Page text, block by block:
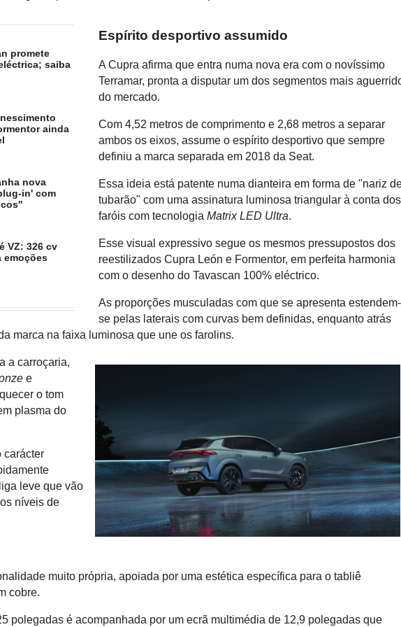
promete
saiba
ainda
nova
in' com
VZ: 326 cv
emoções
Espírito desportivo assumido
A Cupra afirma que entra numa nova era com o novíssimo
Terramar, pronta a disputar um dos segmentos mais
do mercado.
Com 4,52 metros de comprimento e 2,68 metros a separar
ambos os eixos, assume o espírito desportivo que sempre
definiu a marca separada em 2018 da Seat.
Essa ideia está patente numa dianteira em forma de "nariz
tubarão" com uma assinatura luminosa triangular à conta dos
faróis com tecnologiaMatrix LED Ultra.
Esse visual expressivo segue os mesmos pressupostos dos
reestilizados Cupra León e Formentor, em perfeita harmonia
com o desenho do Tavascan 100% eléctrico.
As proporções musculadas com que se apresenta estendem-
se pelas laterais com curvas bem definidas, enquanto atrás
marca na faixa luminosa que une os farolins.
a carroçaria,
e
o tom
plasma do
carácter
leve que vão
níveis de
muito própria, apoiada por uma estética específica para o tabliê
cobre.
polegadas é acompanhada por um ecrã multimédia de 12,9 polegadas que